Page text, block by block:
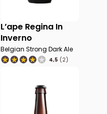
L’ape Regina In
Inverno
Belgian Strong Dark Ale
4,5 (2)